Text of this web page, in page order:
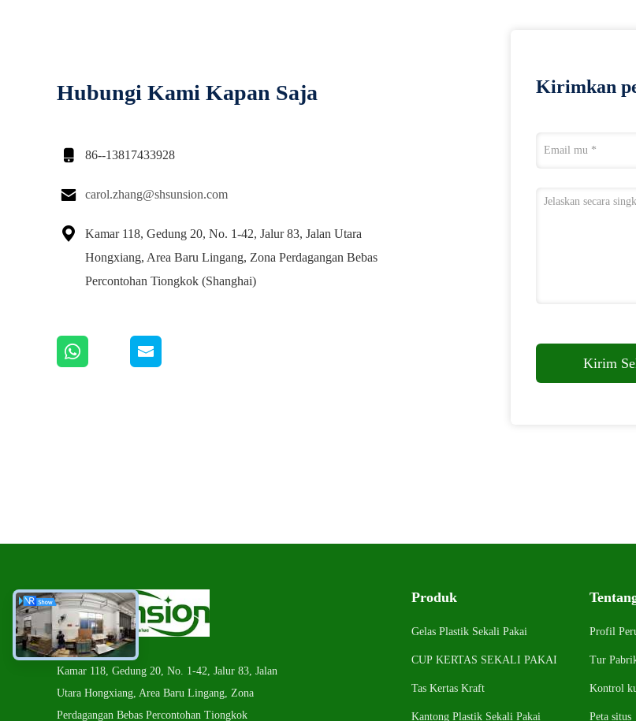
Hubungi Kami Kapan Saja
 86--13817433928
 carol.zhang@shsunsion.com

Kamar 118, Gedung 20, No. 1-42, Jalur 83, Jalan Utara
Hongxiang, Area Baru Lingang, Zona Perdagangan Bebas
Percontohan Tiongkok (Shanghai)
Kirimkan
Kirim
Kamar 118, Gedung 20, No. 1-42, Jalur 83, Jalan
Utara Hongxiang, Area Baru Lingang, Zona
Perdagangan Bebas Percontohan Tiongkok
Produk
Gelas Plastik Sekali Pakai
CUP KERTAS SEKALI PAKAI
Tas Kertas Kraft
Kantong Plastik Sekali Pakai
Profil
Tur
Kontrol
Peta situs